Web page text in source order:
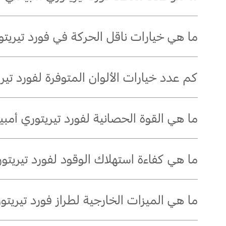
تتسع فورد تيريتوري أمبيانتي 2026 لخمسة ركاب.
ما هي خيارات ناقل الحركة في فورد تيريتوري
تُجهَّز فورد تيريتوري أمبيانتي 2026 بناقل حركة أوتوماتيكي بـ7 سرعات مقترن بمحرك EcoBoost
كم عدد خيارات الألوان المتوفرة لفورد
تتوفر فورد تيريتوري أمبيانتي بتسعة ألوان: أبيض لؤلؤيّ
ما هي القوة الحصانية لفورد تيريتوري أمبيانتي
يُولّد محرك EcoBoostGTDI البنزيني سعة 1.8 لتر في فورد تيريتوري أمبيانتي 2026 قوةً تبلغ 190 حصانًا.
ما هي كفاءة استهلاك الوقود لفورد تيريتوري
تُحقق فورد تيريتوري أمبيانتي 2026 كفاءة في استهلاك الوقود تبلغ 15.6 كلم/لتر بمحرك EcoBoost
ما هي الميزات الخارجية لطراز فورد تيريتوري